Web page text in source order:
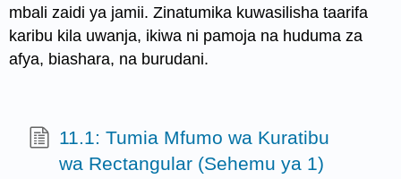
mbali zaidi ya jamii. Zinatumika kuwasilisha taarifa
karibu kila uwanja, ikiwa ni pamoja na huduma za
afya, biashara, na burudani.
11.1: Tumia Mfumo wa Kuratibu
wa Rectangular (Sehemu ya 1)